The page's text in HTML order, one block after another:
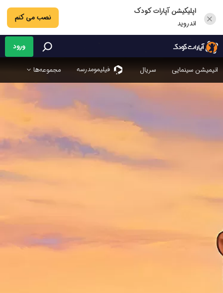
اپلیکیشن آپارات کودک
اندروید
نصب می کنم
انیمیشن سینمایی سریال فیلیمو‌مدرسه مجموعه‌ها
ورود